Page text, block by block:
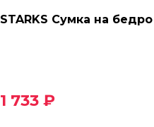
STARKS Сумка на
1 733 ₽